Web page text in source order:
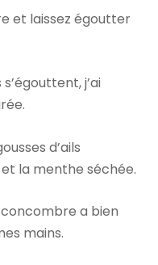
et laissez égoutter
j’ai
d’ails
et la menthe séchée.
concombre a bien
mains.